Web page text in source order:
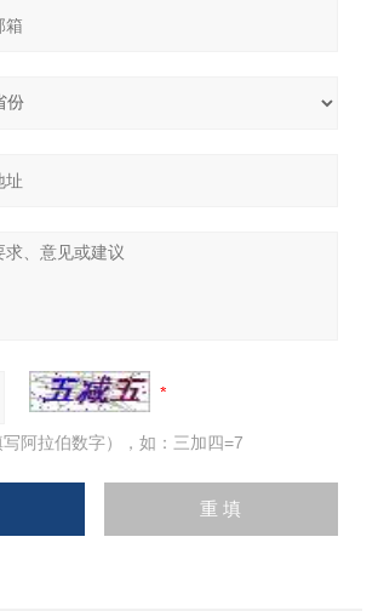
阿拉伯数字），如：三加四=7